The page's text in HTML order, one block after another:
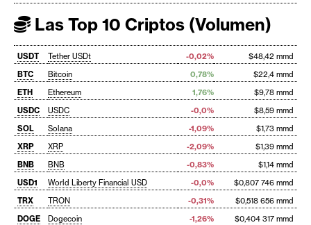
Las Top 10 Criptos (Volumen)
USDT Tether USDt -0,02%
$48,42 mmd
BTC
Bitcoin 0,78%
$22,4 mmd
ETH
Ethereum 1,76%
$9,78 mmd
USDC
USDC -0,0%
$8,59 mmd
SOL
Solana -1,09%
$1,73 mmd
XRP
XRP -2,09%
$1,39 mmd
BNB
BNB -0,83%
$1,14 mmd
USD1
World Liberty Financial USD -0,0%
$0,807 746 mmd
TRX
TRON -0,31%
$0,518 656 mmd
DOGE
Dogecoin -1,26% $0,404 317 mmd